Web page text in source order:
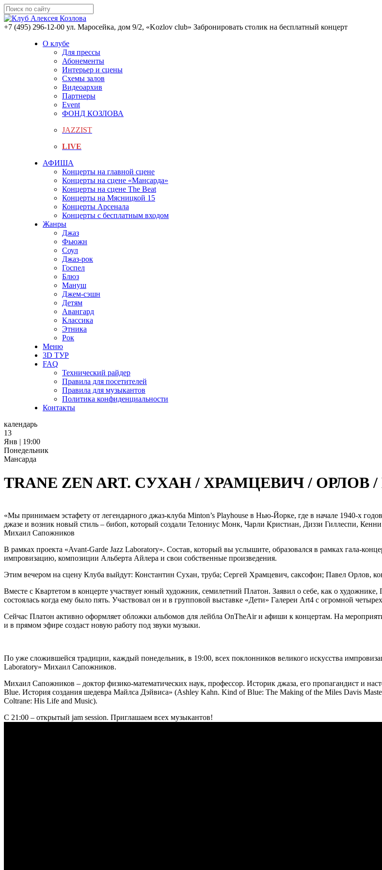
+7 (495) 296-12-00 ул. Маросейка, дом 9/2, «Kozlov club» Забронировать столик на бесплатный концерт
О клубе
Для прессы
Абонементы
Интерьер и сцены
Схемы залов
Видеоархив
Партнеры
Event
ФОНД КОЗЛОВА
JAZZIST
LIVE
АФИША
Концерты на главной сцене
Концерты на сцене «Мансарда»
Концерты на сцене The Beat
Концерты на Мясницкой 15
Концерты Арсенала
Концерты с бесплатным входом
Жанры
Джаз
Фьюжн
Соул
Джаз-рок
Госпел
Блюз
Мануш
Джем-сэшн
Детям
Авангард
Классика
Этника
Рок
Меню
3D ТУР
FAQ
Технический райдер
Правила для посетителей
Правила для музыкантов
Политика конфиденциальности
Контакты
календарь
13
Янв | 19:00
Понедельник
Мансарда
TRANE ZEN ART. СУХАН / ХРАМЦЕВИЧ /
«Мы принимаем эстафету от легендарного джаз-клуба Minton’s Playhouse в Нью-Йорке, где в начале 1940-х
джазе и возник новый стиль – бибоп, который создали Телониус Монк, Чарли Кристиан, Диззи Гиллеспи,
Михаил Сапожников
В рамках проекта «Avant-Garde Jazz Laboratory». Состав, который вы услышите, образовался в рамках гала-
импровизацию, композиции Альберта Айлера и свои собственные произведения.
Этим вечером на сцену Клуба выйдут: Константин Сухан, труба; Сергей Храмцевич, саксофон; Павел Орлов,
Вместе с Квартетом в концерте участвует юный художник, семилетний Платон. Заявил о себе, как о художнике,
состоялась когда ему было пять. Участвовал он и в групповой выставке «Дети» Галереи Art4 с огромной
Сейчас Платон активно оформляет обложки альбомов для лейбла OnTheAir и афиши к концертам. На
и в прямом эфире создаст новую работу под звуки музыки.
По уже сложившейся традиции, каждый понедельник, в 19:00, всех поклонников великого искусства
Laboratory» Михаил Сапожников.
Михаил Сапожников – доктор физико-математических наук, профессор. Историк джаза, его пропагандист и
Blue. История создания шедевра Майлса Дэйвиса» (Ashley Kahn. Kind of Blue: The Making of the Miles Davis
Coltrane: His Life and Music).
С 21:00 – открытый jam session. Приглашаем всех музыкантов!